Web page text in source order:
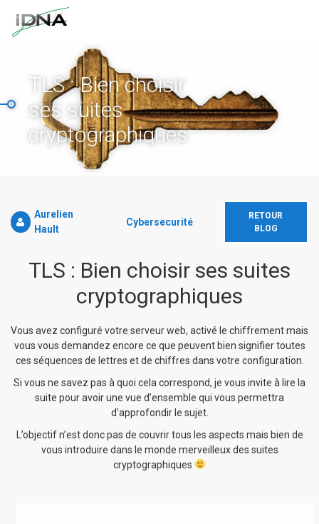
TLS : Bien choisir
ses suites
cryptographiques
Aurelien
Hault
Cybersecurité
RETOUR
BLOG
TLS : Bien choisir ses suites
cryptographiques
Vous avez configuré votre serveur web, activé le chiffrement mais
vous vous demandez encore ce que peuvent bien signifier toutes
ces séquences de lettres et de chiffres dans votre configuration.
Si vous ne savez pas à quoi cela correspond, je vous invite à lire la
suite pour avoir une vue d’ensemble qui vous permettra
d’approfondir le sujet.
L’objectif n’est donc pas de couvrir tous les aspects mais bien de
vous introduire dans le monde merveilleux des suites
cryptographiques